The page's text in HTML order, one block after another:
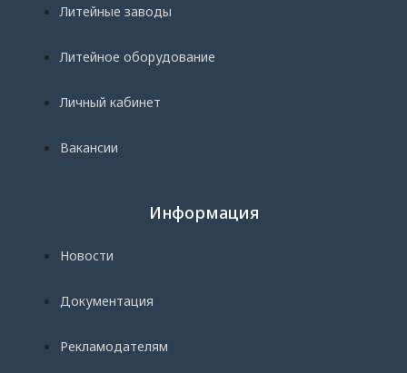
Литейные заводы
Литейное оборудование
Личный кабинет
Вакансии
Информация
Новости
Документация
Рекламодателям